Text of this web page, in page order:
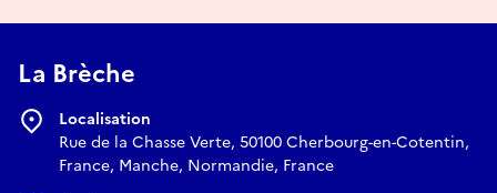
La Brèche
Localisation
Rue de la Chasse Verte, 50100 Cherbourg-en-Cotentin,
France, Manche, Normandie, France